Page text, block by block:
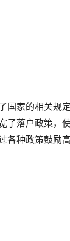
国家的相关规
了落户政策，
各种政策鼓励